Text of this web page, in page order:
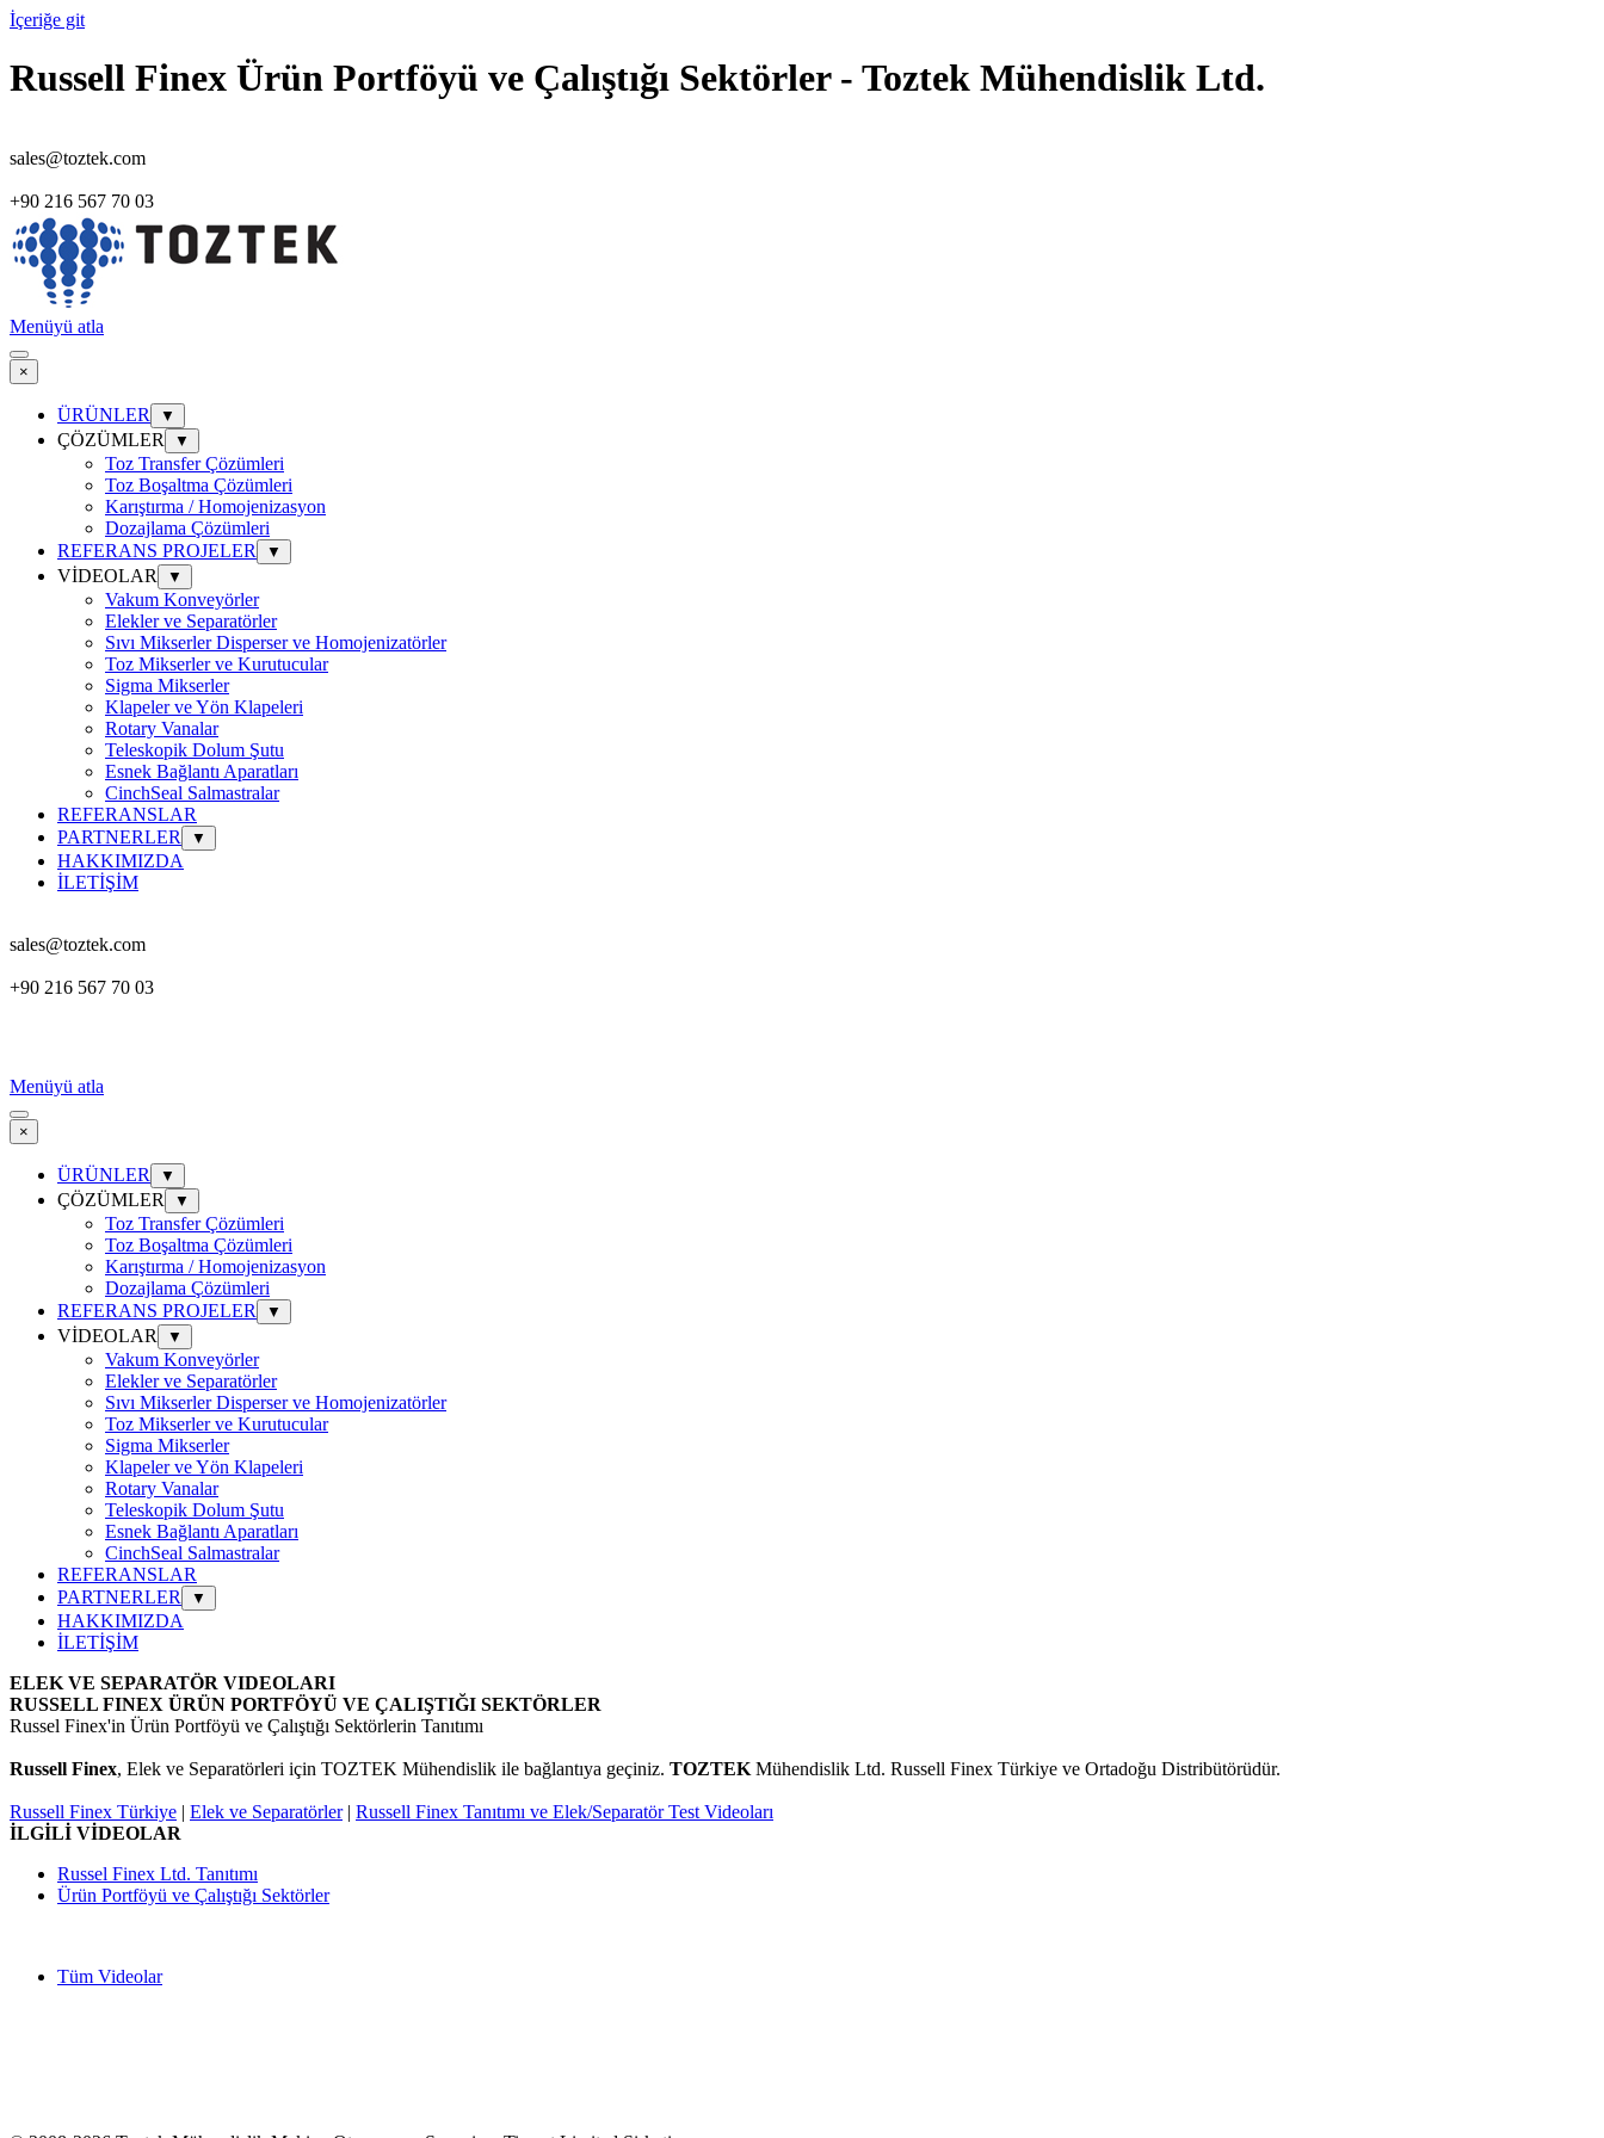
İçeriğe git
Russell Finex Ürün Portföyü ve Çalıştığı Sektörler - Toztek Mühendislik Ltd.
sales@toztek.com
+90 216 567 70 03
Menüyü atla
×
ÜRÜNLER ▼
ÇÖZÜMLER ▼
Toz Transfer Çözümleri
Toz Boşaltma Çözümleri
Karıştırma / Homojenizasyon
Dozajlama Çözümleri
REFERANS PROJELER
▼
VİDEOLAR ▼
Vakum Konveyörler
Elekler ve Separatörler
Sıvı Mikserler Disperser ve Homojenizatörler
Toz Mikserler ve Kurutucular
Sigma Mikserler
Klapeler ve Yön Klapeleri
Rotary Vanalar
Teleskopik Dolum Şutu
Esnek Bağlantı Aparatları
CinchSeal Salmastralar
REFERANSLAR
PARTNERLER
▼
HAKKIMIZDA
İLETİŞİM
sales@toztek.com
+90 216 567 70 03
Menüyü atla
×
ÜRÜNLER ▼
ÇÖZÜMLER ▼
Toz Transfer Çözümleri
Toz Boşaltma Çözümleri
Karıştırma / Homojenizasyon
Dozajlama Çözümleri
REFERANS PROJELER
▼
VİDEOLAR ▼
Vakum Konveyörler
Elekler ve Separatörler
Sıvı Mikserler Disperser ve Homojenizatörler
Toz Mikserler ve Kurutucular
Sigma Mikserler
Klapeler ve Yön Klapeleri
Rotary Vanalar
Teleskopik Dolum Şutu
Esnek Bağlantı Aparatları
CinchSeal Salmastralar
REFERANSLAR
PARTNERLER
▼
HAKKIMIZDA
İLETİŞİM
ELEK VE SEPARATÖR VIDEOLARI
RUSSELL FINEX ÜRÜN PORTFÖYÜ VE ÇALIŞTIĞI SEKTÖRLER
Russel Finex'in Ürün Portföyü ve Çalıştığı Sektörlerin Tanıtımı
Russell Finex, Elek ve Separatörleri için TOZTEK Mühendislik ile bağlantıya geçiniz. TOZTEK Mühendislik Ltd. Russell Finex Türkiye ve Ortadoğu Distribütörüdür.
Russell Finex Türkiye | Elek ve Separatörler | Russell Finex Tanıtımı ve Elek/Separatör Test Videoları
İLGİLİ VİDEOLAR
Russel Finex Ltd. Tanıtımı
Ürün Portföyü ve Çalıştığı Sektörler
Tüm Videolar